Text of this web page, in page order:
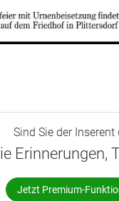
Sind Sie der Inserent
Jetzt Premium-